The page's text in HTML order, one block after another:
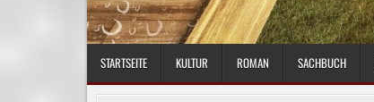
STARTSEITE KULTUR ROMAN SACHBUCH